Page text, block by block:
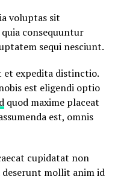
voluptas sit
consequuntur
sequi nesciunt.
et expedita distinctio.
est eligendi optio
quod maxime placeat
est, omnis
cupidatat non
mollit anim id